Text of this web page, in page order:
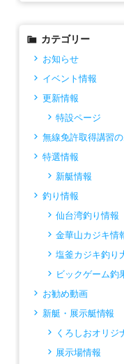
カテゴリー
お知らせ
イベント情報
更新情報
特設ページ
無線免許取得講習
特選情報
新艇情報
釣り情報
仙台湾釣り情報
金華山カジキ情
塩釜カジキ釣り
ビックゲーム釣
お勧め動画
新艇・展示艇情報
くろしおオリジ
展示場情報